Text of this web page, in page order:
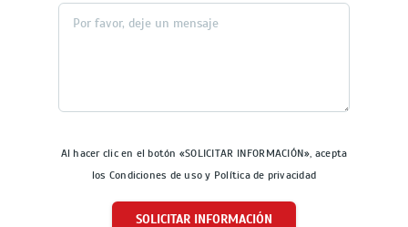
Al hacer clic en el botón «SOLICITAR INFORMACIÓN», acepta
los Condiciones de uso y Política de privacidad
SOLICITAR INFORMACIÓN